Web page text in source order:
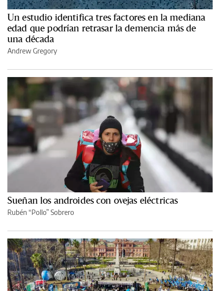
Un estudio identifica tres factores en la mediana
edad que podrían retrasar la demencia más de
una década
Andrew Gregory
Sueñan los androides con ovejas eléctricas
Rubén “Pollo” Sobrero